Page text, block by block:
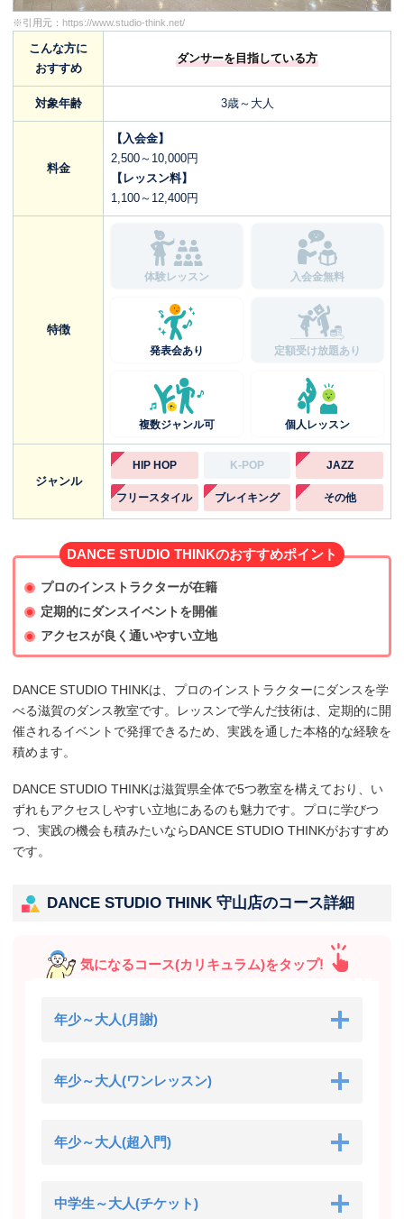
※引用元： https://www.studio-think.net/
こんな方に
おすすめ
ダンサーを目指している方
対象年齢 3歳～大人
料金
【入会金】
2,500～10,000円
【レッスン料】
1,100～12,400円
特徴
体験レッスン 入会金無料
発表会あり 定額受け放題あり
複数ジャンル可 個人レッスン
ジャンル
HIP HOP K-POP JAZZ
フリースタイル ブレイキング その他
DANCE STUDIO THINKのおすすめポイント
プロのインストラクターが在籍
定期的にダンスイベントを開催
アクセスが良く通いやすい立地
DANCE STUDIO THINKは、プロのインストラクターにダンスを学
べる滋賀のダンス教室です。レッスンで学んだ技術は、定期的に開
催されるイベントで発揮できるため、実践を通した本格的な経験を
積めます。
DANCE STUDIO THINKは滋賀県全体で5つ教室を構えており、い
ずれもアクセスしやすい立地にあるのも魅力です。プロに学びつ
つ、実践の機会も積みたいならDANCE STUDIO THINKがおすすめ
です。
DANCE STUDIO THINK 守山店のコース詳細
気になるコース(カリキュラム)をタップ!
年少～大人(月謝)
年少～大人(ワンレッスン)
年少～大人(超入門)
中学生～大人(チケット)